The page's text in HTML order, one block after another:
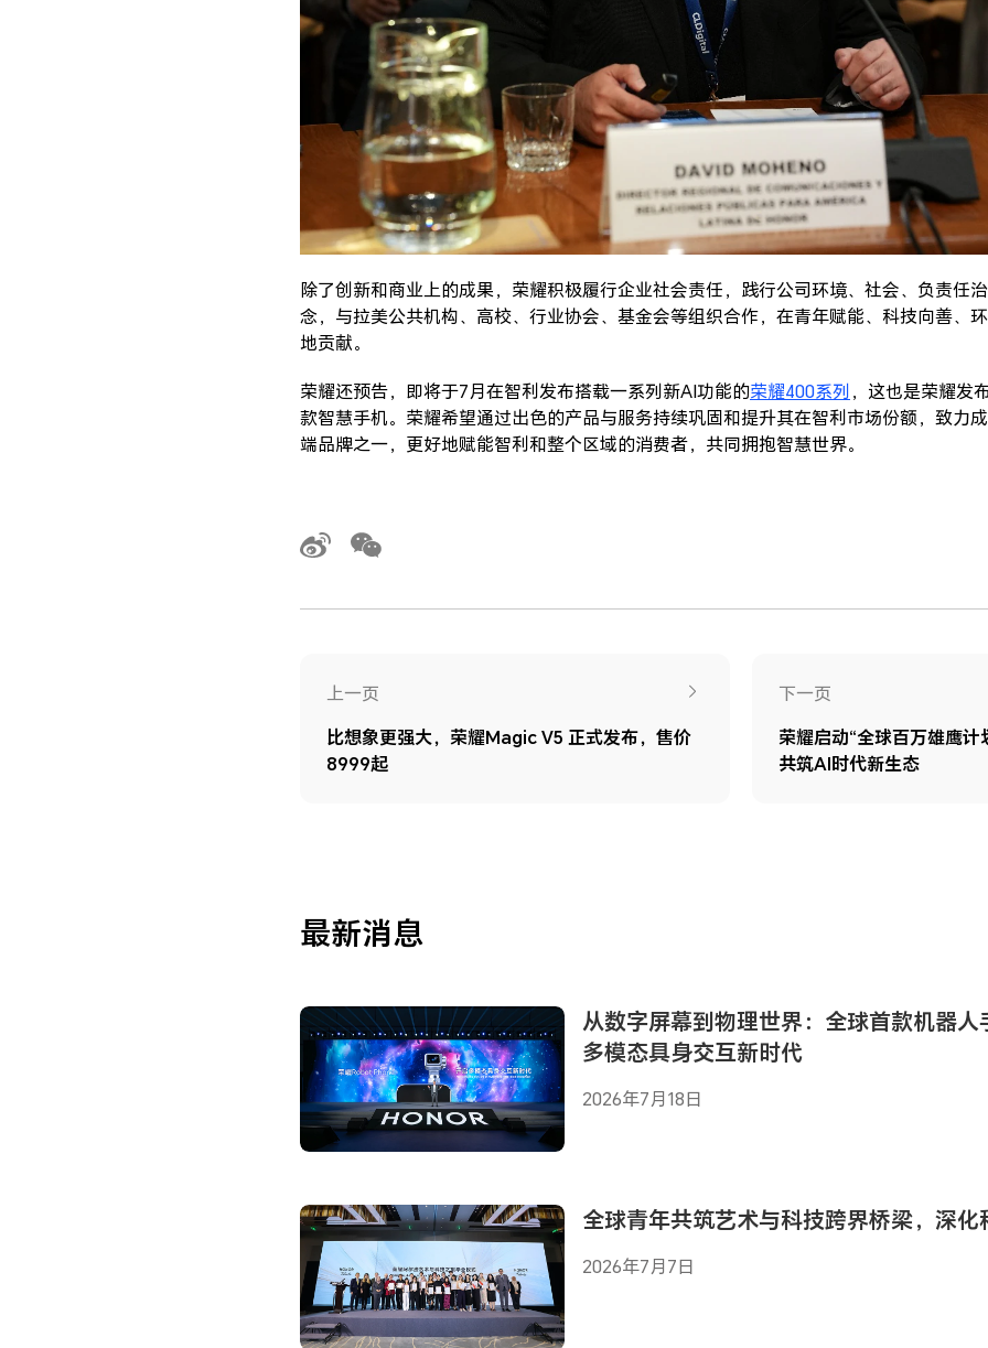
除了创新和商业上的成果，荣耀积极履行企业社会责任，践行公司环境、社会、负责任
念，与拉美公共机构、高校、行业协会、基金会等组织合作，在青年赋能、科技向善、
地贡献。
荣耀还预告，即将于7月在智利发布搭载一系列新AI功能的荣耀400系列 ，这也是荣耀发
款智慧手机。荣耀希望通过出色的产品与服务持续巩固和提升其在智利市场份额，致力
端品牌之一，更好地赋能智利和整个区域的消费者，共同拥抱智慧世界。
上一页
比想象更强大，荣耀Magic V5 正式发布，售价
8999起
下一页
荣耀启动“全球百万雄鹰计
共筑AI时代新生态
最新消息
从数字屏幕到物理世界：全球首款机器人
多模态具身交互新时代
2026年7月18日
全球青年共筑艺术与科技跨界桥梁，深化
2026年7月7日